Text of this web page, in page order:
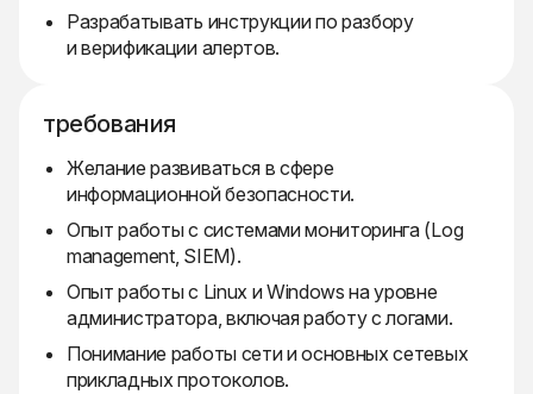
Разрабатывать инструкции по разбору
и верификации алертов.
требования
Желание развиваться в сфере
информационной безопасности.
Опыт работы с системами мониторинга (Log
management, SIEM).
Опыт работы с Linux и Windows на уровне
администратора, включая работу с логами.
Понимание работы сети и основных сетевых
прикладных протоколов.